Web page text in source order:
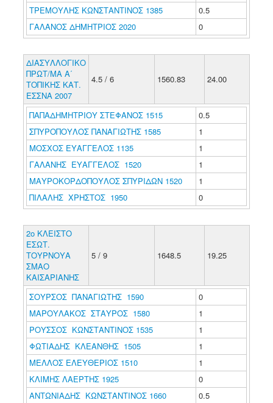
ΤΡΕΜΟΥΛΗΣ ΚΩΝΣΤΑΝΤΙΝΟΣ 1385
0.5
ΓΑΛΑΝΟΣ ΔΗΜΗΤΡΙΟΣ 2020
0
ΔΙΑΣΥΛΛΟΓΙΚΟ
ΠΡΩΤ/ΜΑ Α΄
ΤΟΠΙΚΗΣ ΚΑΤ.
ΕΣΣΝΑ 2007
4.5 / 6 1560.83 24.00
ΠΑΠΑΔΗΜΗΤΡΙΟΥ ΣΤΕΦΑΝΟΣ 1515
0.5
ΣΠΥΡΟΠΟΥΛΟΣ ΠΑΝΑΓΙΩΤΗΣ 1585
1
ΜΟΣΧΟΣ ΕΥΑΓΓΕΛΟΣ 1135
1
ΓΑΛΑΝΗΣ ΕΥΑΓΓΕΛΟΣ 1520
1
ΜΑΥΡΟΚΟΡΔΟΠΟΥΛΟΣ ΣΠΥΡΙΔΩΝ 1520
1
ΠΙΛΑΛΗΣ ΧΡΗΣΤΟΣ 1950
0
2ο ΚΛΕΙΣΤΟ
ΕΣΩΤ.
ΤΟΥΡΝΟΥΑ
ΣΜΑΟ
ΚΑΙΣΑΡΙΑΝΗΣ
5 / 9 1648.5 19.25
ΣΟΥΡΣΟΣ ΠΑΝΑΓΙΩΤΗΣ 1590
0
ΜΑΡΟΥΛΑΚΟΣ ΣΤΑΥΡΟΣ 1580
1
ΡΟΥΣΣΟΣ ΚΩΝΣΤΑΝΤΙΝΟΣ 1535
1
ΦΩΤΙΑΔΗΣ ΚΛΕΑΝΘΗΣ 1505
1
ΜΕΛΛΟΣ ΕΛΕΥΘΕΡΙΟΣ 1510
1
ΚΛΙΜΗΣ ΛΑΕΡΤΗΣ 1925
0
ΑΝΤΩΝΙΑΔΗΣ ΚΩΝΣΤΑΝΤΙΝΟΣ 1660
0.5